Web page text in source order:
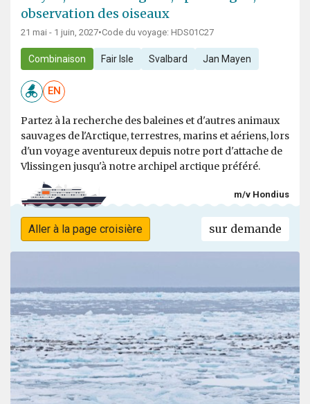
observation des oiseaux
21 mai - 1 juin, 2027•Code du voyage: HDS01C27
Combinaison Fair Isle Svalbard Jan Mayen
EN
Partez à la recherche des baleines et d'autres animaux
sauvages de l'Arctique, terrestres, marins et aériens, lors
d'un voyage aventureux depuis notre port d'attache de
Vlissingen jusqu'à notre archipel arctique préféré.
m/v Hondius
Aller à la page croisière sur demande